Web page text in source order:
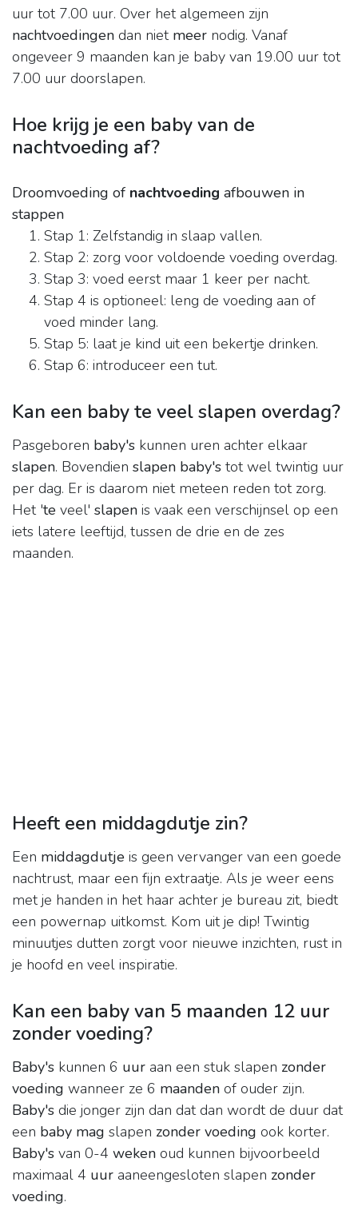
uur tot 7.00 uur. Over het algemeen zijn
nachtvoedingen dan niet meer nodig. Vanaf
ongeveer 9 maanden kan je baby van 19.00 uur tot
7.00 uur doorslapen.
Hoe krijg je een baby van de
nachtvoeding af?
Droomvoeding of nachtvoeding afbouwen in
stappen
Stap 1: Zelfstandig in slaap vallen.
Stap 2: zorg voor voldoende voeding overdag.
Stap 3: voed eerst maar 1 keer per nacht.
Stap 4 is optioneel: leng de voeding aan of
voed minder lang.
Stap 5: laat je kind uit een bekertje drinken.
Stap 6: introduceer een tut.
Kan een baby te veel slapen overdag?
Pasgeboren baby's kunnen uren achter elkaar
slapen. Bovendien slapen baby's tot wel twintig uur
per dag. Er is daarom niet meteen reden tot zorg.
Het 'te veel' slapen is vaak een verschijnsel op een
iets latere leeftijd, tussen de drie en de zes
maanden.
Heeft een middagdutje zin?
Een middagdutje is geen vervanger van een goede
nachtrust, maar een fijn extraatje. Als je weer eens
met je handen in het haar achter je bureau zit, biedt
een powernap uitkomst. Kom uit je dip! Twintig
minuutjes dutten zorgt voor nieuwe inzichten, rust in
je hoofd en veel inspiratie.
Kan een baby van 5 maanden 12 uur
zonder voeding?
Baby's kunnen 6 uur aan een stuk slapen zonder
voeding wanneer ze 6 maanden of ouder zijn.
Baby's die jonger zijn dan dat dan wordt de duur dat
een baby mag slapen zonder voeding ook korter.
Baby's van 0-4 weken oud kunnen bijvoorbeeld
maximaal 4 uur aaneengesloten slapen zonder
voeding.